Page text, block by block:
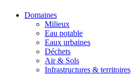
Domaines
Milieux
Eau potable
Eaux urbaines
Déchets
Air & Sols
Infrastructures & territoires